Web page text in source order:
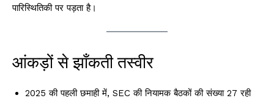
पारिस्थितिकी पर पड़ता है।
आंकड़ों से झाँकती तस्वीर
2025 की पहली छमाही में, SEC की नियामक बैठकों की संख्या 27 रही